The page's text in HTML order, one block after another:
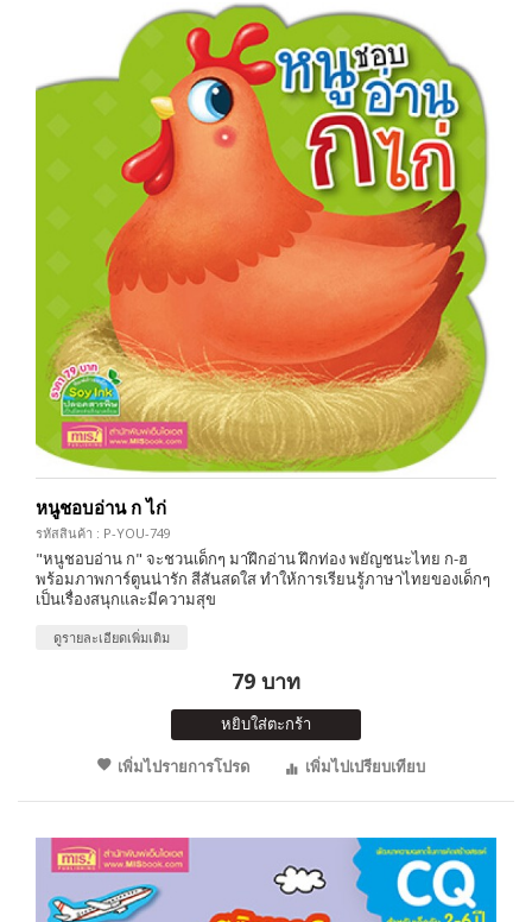
หนูชอบอ่าน ก ไก่
รหัสสินค้า : P-YOU-749
"หนูชอบอ่าน ก" จะชวนเด็กๆ มาฝึกอ่าน ฝึกท่อง พยัญชนะไทย ก-ฮ
พร้อมภาพการ์ตูนน่ารัก สีสันสดใส ทำให้การเรียนรู้ภาษาไทยของเด็กๆ
เป็นเรื่องสนุกและมีความสุข
ดูรายละเอียดเพิ่มเติม
79 บาท
หยิบใส่ตะกร้า
เพิ่มไปรายการโปรด
เพิ่มไปเปรียบเทียบ